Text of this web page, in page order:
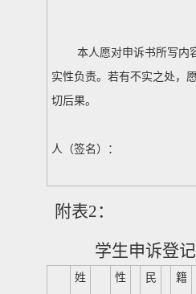
本人愿对申诉书所写内
实性负责。若有不实之处，
切后果。
人（签名）：
年
附表2：
学生申诉
姓
性
民
籍